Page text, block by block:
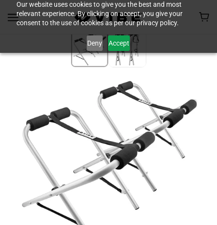
Our website uses cookies to give you the best and most
relevant experience. By clicking on accept, you give your
consent to the use of cookies as per our privacy policy.
Deny Accept